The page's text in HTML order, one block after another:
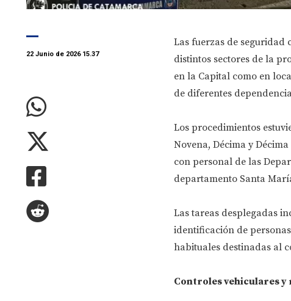
22 Junio de 2026 15.37
Las fuerzas de
distintos sectores de la
en la Capital como en
de diferentes
Los procedimientos
Novena, Décima y
con personal de las
departamento Santa
Las tareas desplegadas
identificación de
habituales destinadas al
Controles vehiculares